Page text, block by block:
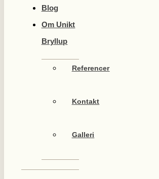
Blog
Om Unikt
Bryllup
Referencer
Kontakt
Galleri